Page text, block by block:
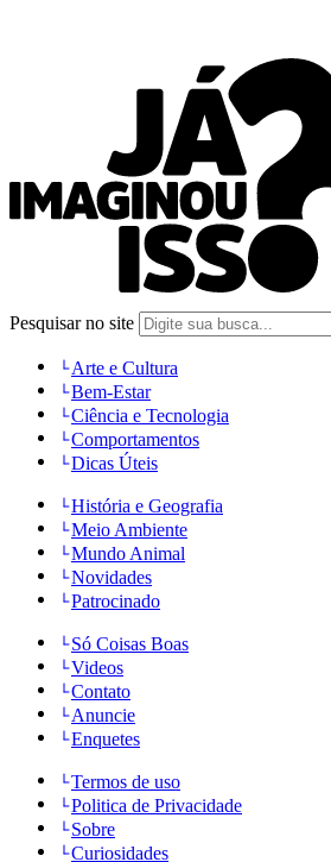
Pesquisar no site
Arte e Cultura
Bem-Estar
Ciência e Tecnologia
Comportamentos
Dicas Úteis
História e Geografia
Meio Ambiente
Mundo Animal
Novidades
Patrocinado
Só Coisas Boas
Videos
Contato
Anuncie
Enquetes
Termos de uso
Politica de Privacidade
Sobre
Curiosidades